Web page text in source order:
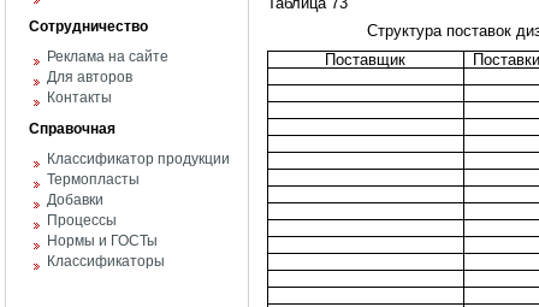
Сотрудничество
Реклама на сайте
Для авторов
Контакты
Справочная
Классификатор продукции
Термопласты
Добавки
Процессы
Нормы и ГОСТы
Классификаторы
Структура поставок
Поставщик